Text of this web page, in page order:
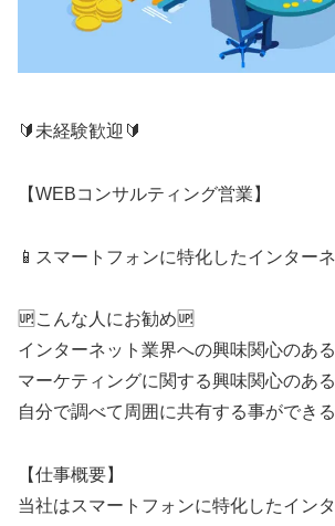
🔰未経験歓迎🔰
【WEBコンサルティング営業】
📱スマートフォンに特化したインター
🆙こんな人にお勧め🆙
インターネット業界への興味関心のあ
マーケティングに関する興味関心のあ
自分で調べて周囲に共有する事ができ
【仕事概要】
当社はスマートフォンに特化したイン